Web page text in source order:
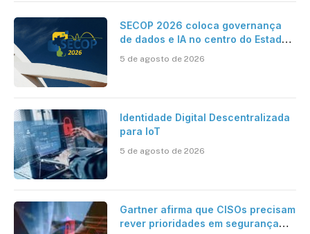
SECOP 2026 coloca governança
de dados e IA no centro do Estado
5 de agosto de 2026
Identidade Digital Descentralizada
para IoT
5 de agosto de 2026
Gartner afirma que CISOs precisam
rever prioridades em segurança